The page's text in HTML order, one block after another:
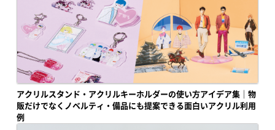
アクリルスタンド・アクリルキーホルダーの使い方アイデア集｜物
販だけでなくノベルティ・備品にも提案できる面白いアクリル利用
例